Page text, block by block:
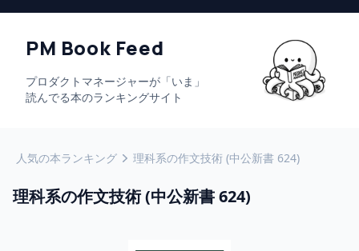
PM Book Feed
プロダクトマネージャーが「いま」
読んでる本のランキングサイト
人気の本ランキング 理科系の作文技術 (中公新書 624)
理科系の作文技術 (中公新書 624)